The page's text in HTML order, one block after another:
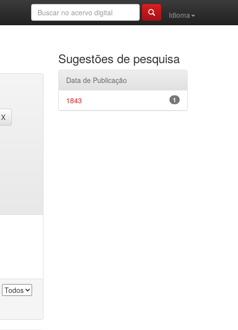
Idioma
Sugestões de pesquisa
Data de Publicação
1
1843